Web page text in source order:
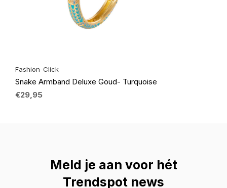
Fashion-Click
Snake Armband Deluxe Goud- Turquoise
€29,95
Meld je aan voor hét
Trendspot news